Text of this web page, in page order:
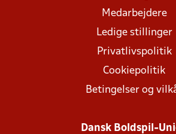
Medarbejdere
Ledige stillinger
Privatlivspolitik
Cookiepolitik
Betingelser og
Dansk Boldspil-